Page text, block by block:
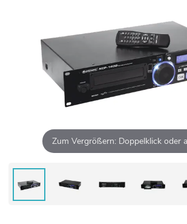
Zum Vergrößern: Doppelklick oder